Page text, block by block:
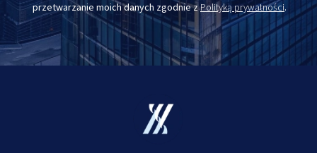
przetwarzanie moich danych zgodnie zPolityką prywatności.